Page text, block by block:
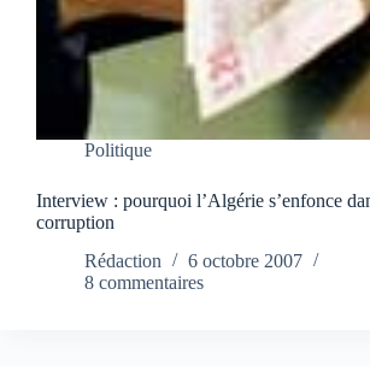
Politique
Interview : pourquoi l’Algérie s’enfonce
corruption
Rédaction
6 octobre 2007
8 commentaires